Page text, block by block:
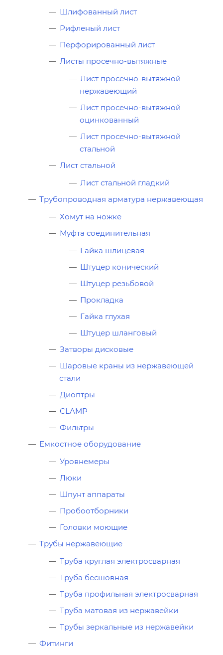
Шлифованный лист
Рифленый лист
Перфорированный лист
Листы просечно-вытяжные
Лист просечно-вытяжной
нержавеющий
Лист просечно-вытяжной
оцинкованный
Лист просечно-вытяжной
стальной
Лист стальной
Лист стальной гладкий
Трубопроводная арматура нержавеющая
Хомут на ножке
Муфта соединительная
Гайка шлицевая
Штуцер конический
Штуцер резьбовой
Прокладка
Гайка глухая
Штуцер шланговый
Затворы дисковые
Шаровые краны из нержавеющей
стали
Диоптры
CLAMP
Фильтры
Емкостное оборудование
Уровнемеры
Люки
Шпунт аппараты
Пробоотборники
Головки моющие
Трубы нержавеющие
Труба круглая электросварная
Труба бесшовная
Труба профильная электросварная
Труба матовая из нержавейки
Трубы зеркальные из нержавейки
Фитинги